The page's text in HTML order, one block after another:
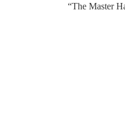
“The Master